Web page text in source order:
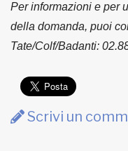
Per informazioni e per
della domanda, puoi
Tate/Colf/Badanti:
Scrivi un